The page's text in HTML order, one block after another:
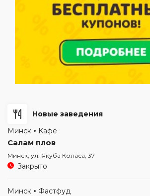
Новые заведения
Минск
Кафе
Салам плов
Минск, ул. Якуба Коласа, 37
Закрыто
Минск Фастфуд